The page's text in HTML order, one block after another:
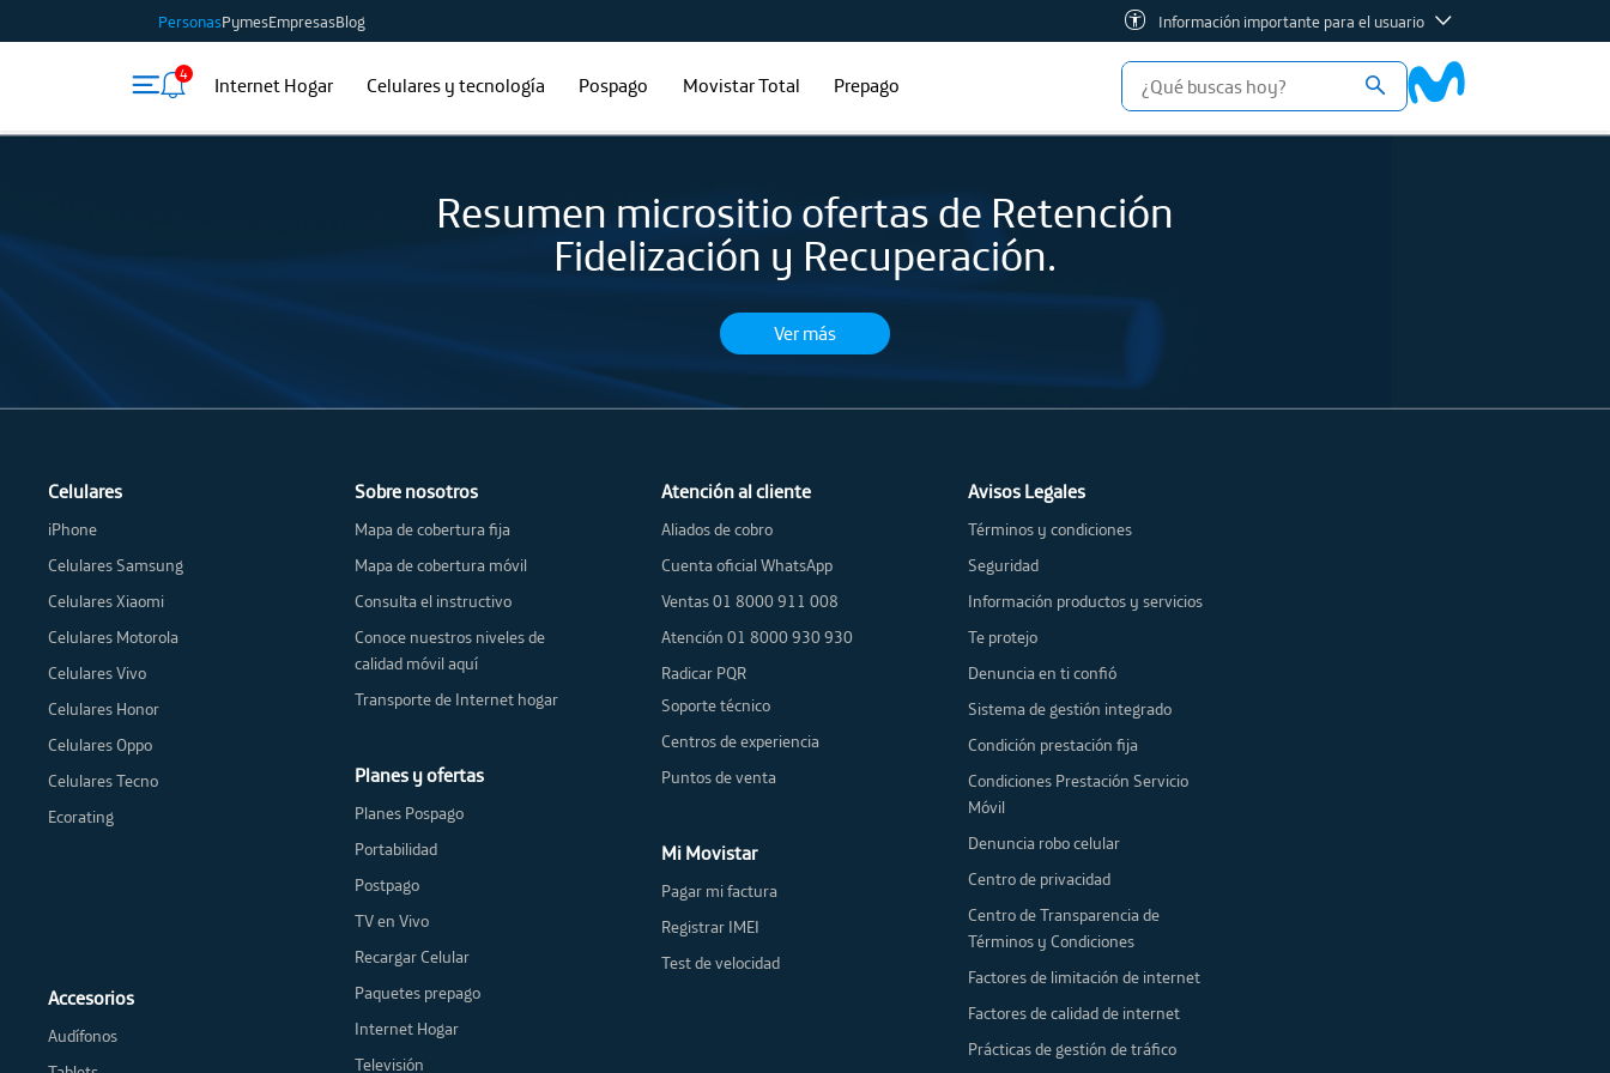
PersonasPymesEmpresasBlog Información importante para el usuario
4 Internet Hogar Celulares y tecnología Pospago Movistar Total Prepago
Resumen micrositio ofertas de Retención
Fidelización y Recuperación.
Ver más
Celulares
iPhone
Celulares Samsung
Celulares Xiaomi
Celulares Motorola
Celulares Vivo
Celulares Honor
Celulares Oppo
Celulares Tecno
Ecorating
Accesorios
Audífonos
Sobre nosotros
Mapa de cobertura fija
Mapa de cobertura móvil
Consulta el instructivo
Conoce nuestros niveles de
calidad móvil aquí
Transporte de Internet hogar
Planes y ofertas
Planes Pospago
Portabilidad
Postpago
TV en Vivo
Recargar Celular
Paquetes prepago
Internet Hogar
Televisión
Atención al cliente
Aliados de cobro
Cuenta oficial WhatsApp
Ventas 01 8000 911 008
Atención 01 8000 930 930
Radicar PQR
Soporte técnico
Centros de experiencia
Puntos de venta
Mi Movistar
Pagar mi factura
Registrar IMEI
Test de velocidad
Avisos Legales
Términos y condiciones
Seguridad
Información productos y servicios
Te protejo
Denuncia en ti confió
Sistema de gestión integrado
Condición prestación fija
Condiciones Prestación Servicio
Móvil
Denuncia robo celular
Centro de privacidad
Centro de Transparencia de
Términos y Condiciones
Factores de limitación de internet
Factores de calidad de internet
Prácticas de gestión de tráfico